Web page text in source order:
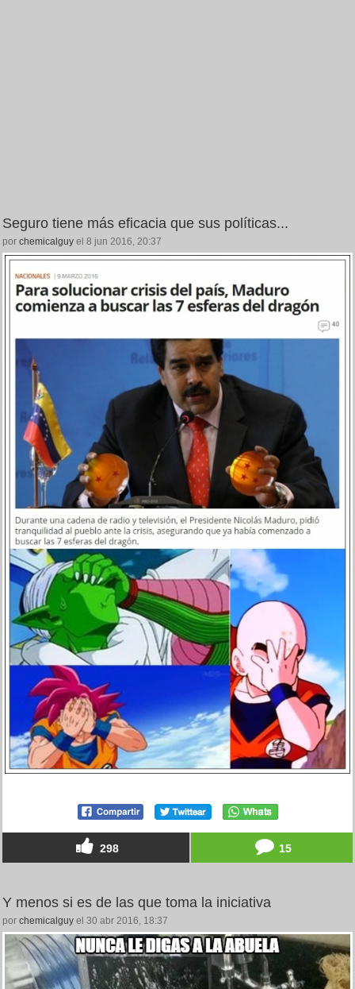
Seguro tiene más eficacia que sus políticas...
por chemicalguy el 8 jun 2016, 20:37
298 15
Y menos si es de las que toma la iniciativa
por chemicalguy el 30 abr 2016, 18:37